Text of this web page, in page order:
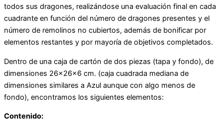
todos sus dragones, realizándose una evaluación final en cada
cuadrante en función del número de dragones presentes y el
número de remolinos no cubiertos, además de bonificar por
elementos restantes y por mayoría de objetivos completados.
Dentro de una caja de cartón de dos piezas (tapa y fondo), de
dimensiones 26×26×6 cm. (caja cuadrada mediana de
dimensiones similares a Azul aunque con algo menos de
fondo), encontramos los siguientes elementos:
Contenido: